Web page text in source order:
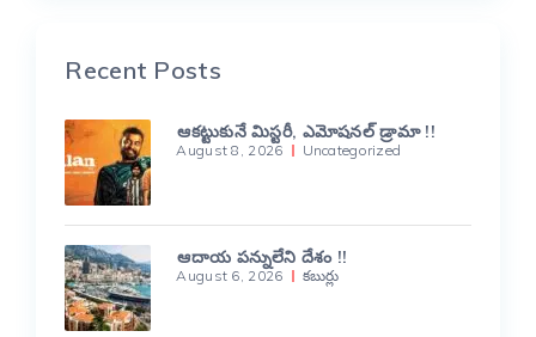
Recent Posts
ఆకట్టుకునే మిస్టరీ, ఎమోషనల్ డ్రామా !!
August 8, 2026 Uncategorized
ఆదాయ పన్నులేని దేశం !!
August 6, 2026 కబుర్లు